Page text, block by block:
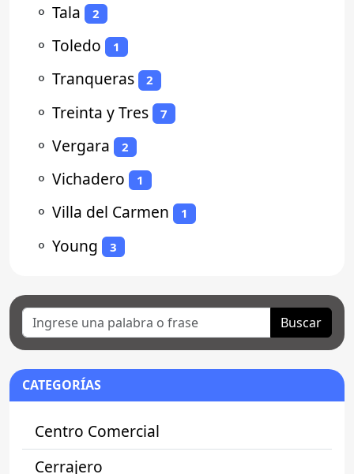
⚬ Tala 2
⚬ Toledo 1
⚬ Tranqueras 2
⚬ Treinta y Tres 7
⚬ Vergara 2
⚬ Vichadero 1
⚬ Villa del Carmen 1
⚬ Young 3
Buscar
CATEGORÍAS
Centro Comercial
Cerrajero